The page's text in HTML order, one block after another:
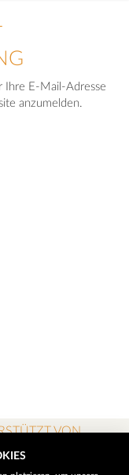
Ihre E-Mail-Adresse
anzumelden.
VON